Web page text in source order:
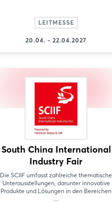
LEITMESSE
20.04. - 22.04.2027
South China International
Industry Fair
Die SCIIF umfasst zahlreiche thematische
Unterausstellungen, darunter innovative
Produkte und Lösungen in den Bereichen
...